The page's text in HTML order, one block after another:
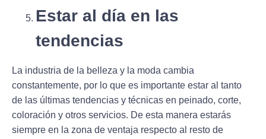
Estar al día en las
tendencias
La industria de la belleza y la moda cambia
constantemente, por lo que es importante estar al tanto
de las últimas tendencias y técnicas en peinado, corte,
coloración y otros servicios. De esta manera estarás
siempre en la zona de ventaja respecto al resto de